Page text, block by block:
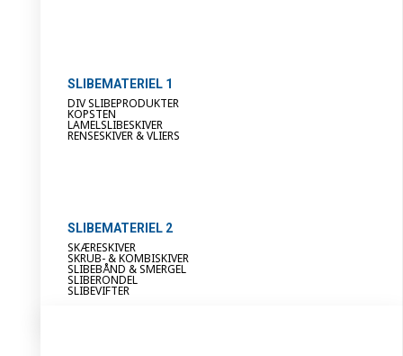
SLIBEMATERIEL 1
DIV SLIBEPRODUKTER
KOPSTEN
LAMELSLIBESKIVER
RENSESKIVER & VLIERS
SLIBEMATERIEL 2
SKÆRESKIVER
SKRUB- & KOMBISKIVER
SLIBEBÅND & SMERGEL
SLIBERONDEL
SLIBEVIFTER